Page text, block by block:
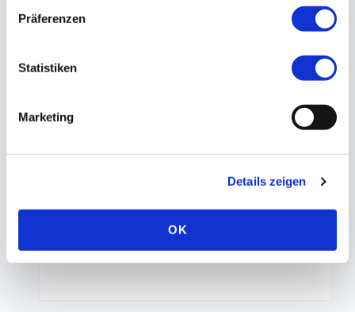
Präferenzen
Statistiken
Marketing
Details zeigen
OK
Wie heißt unsere Kampfsportart?